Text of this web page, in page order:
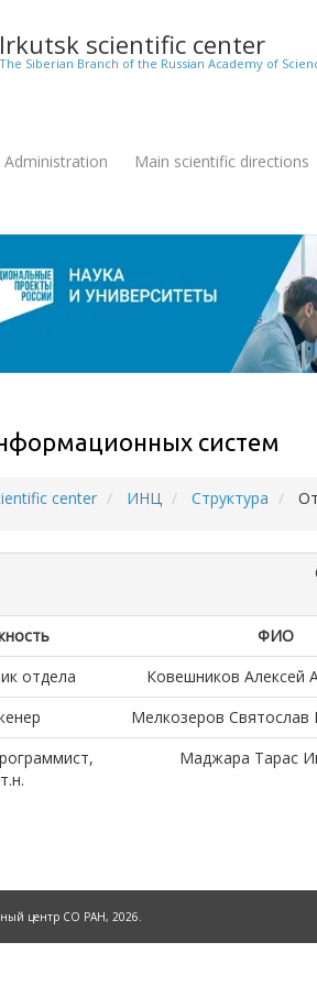
Irkutsk scientific center
The Siberian Branch of the Russian Academy of
Administration Main scientific directions
систем
center ИНЦ Структура
ФИО
отдела
Ковешников Алексей
Мелкозеров Святослав
Маджара Тарас
центр СО РАН, 2026.